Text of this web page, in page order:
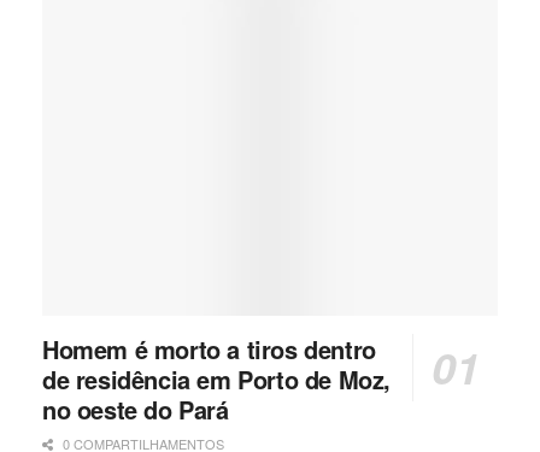
Homem é morto a tiros dentro
de residência em Porto de Moz,
no oeste do Pará
0 COMPARTILHAMENTOS